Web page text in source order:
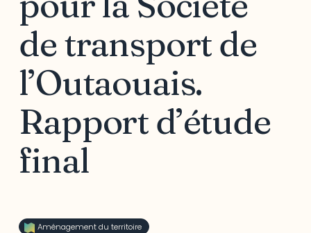
de transport de
l’Outaouais.
Rapport d’étude
final
Aménagement du territoire